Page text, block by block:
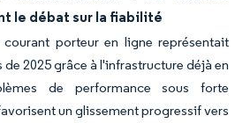
le débat sur la fiabilité
porteur en ligne représentait
de 2025 grâce à l'infrastructure déjà en
de performance sous forte
un glissement progressif vers